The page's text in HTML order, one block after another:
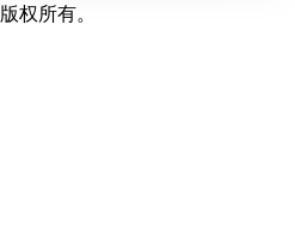
版权所有。